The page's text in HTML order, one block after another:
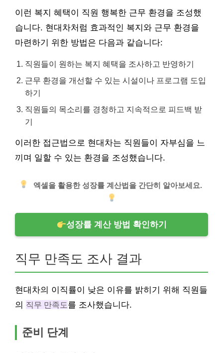
이런 복지 혜택이 직원 행복한 근무 환경을 조성했
습니다. 현대차처럼 효과적인 복지와 근무 환경을
마련하기 위한 방법은 다음과 같습니다:
직원들이 원하는 복지 혜택을 조사하고 반영하기
근무 환경을 개선할 수 있는 시설이나 프로그램 도입
하기
직원들의 목소리를 경청하고 지속적으로 피드백 받
기
이러한 접근법으로 현대차는 직원들이 자부심을 느
끼며 일할 수 있는 환경을 조성했습니다.
엑셀을 활용한 성장률 계산법을 간단히 알아보세요.
성장률 계산 방법 확인하기
직무 만족도 조사 결과
현대차의 이직률이 낮은 이유를 밝히기 위해 직원들
의 직무 만족도를 조사했습니다.
준비 단계